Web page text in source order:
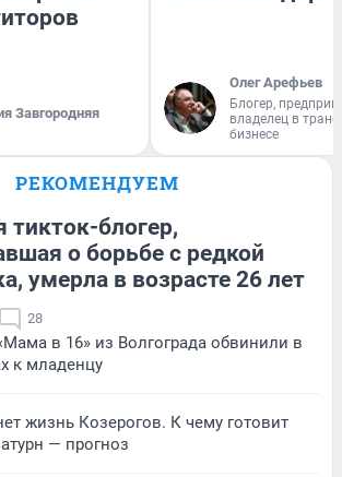
Завгородняя
Олег Арефьев
Блогер,
владелец в
бизнесе
РЕКОМЕНДУЕМ
тикток-блогер,
о борьбе с редкой
умерла в возрасте 26 лет
28
в 16» из Волгограда обвинили в
к младенцу
жизнь Козерогов. К чему готовит
— прогноз